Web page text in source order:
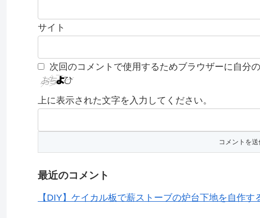
サイト
次回のコメントで使用するためブラウザーに自分
上に表示された文字を入力してください。
最近のコメント
【DIY】ケイカル板で薪ストーブの炉台下地を自作す